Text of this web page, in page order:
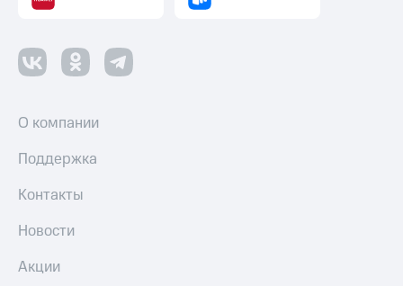
О компании
Поддержка
Контакты
Новости
Акции